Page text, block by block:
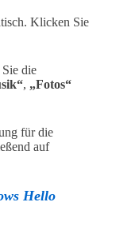
Klicken Sie
die
, „Fotos“
für die
auf
Hello